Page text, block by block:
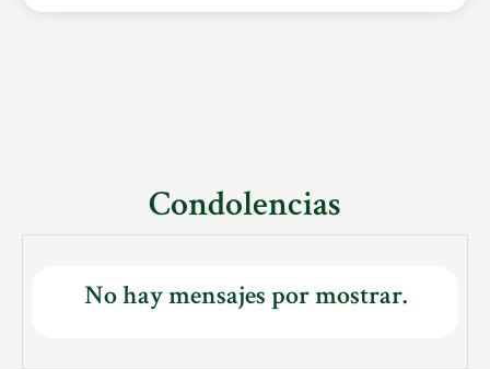
Condolencias
No hay mensajes por mostrar.